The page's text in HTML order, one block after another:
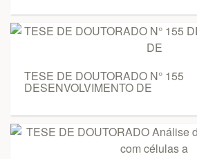
TESE DE DOUTORADO N° 155
DESENVOLVIMENTO DE